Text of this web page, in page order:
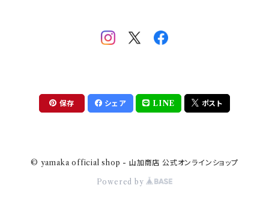
ちびまる子ちゃんandクレヨンしんちゃん
THE BEATLES(ザ・ビートルズ)
【山加商店×yaeko】migratory bird
HAPPY DINING(ハッピーダイニング)
保存 シェア LINE ポスト
© yamaka official shop - 山加商店 公式オンラインショップ
Powered by